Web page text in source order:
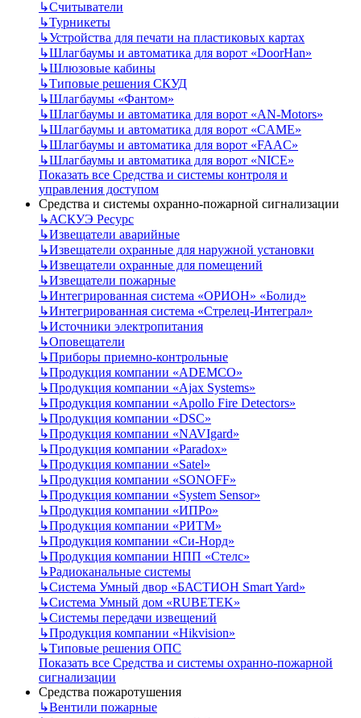
↳Считыватели
↳Турникеты
↳Устройства для печати на пластиковых картах
↳Шлагбаумы и автоматика для ворот «DoorHan»
↳Шлюзовые кабины
↳Типовые решения СКУД
↳Шлагбаумы «Фантом»
↳Шлагбаумы и автоматика для ворот «AN-Motors»
↳Шлагбаумы и автоматика для ворот «CAME»
↳Шлагбаумы и автоматика для ворот «FAAC»
↳Шлагбаумы и автоматика для ворот «NICE»
Показать все Средства и системы контроля и
управления доступом
Средства и системы охранно-пожарной сигнализации
↳АСКУЭ Ресурс
↳Извещатели аварийные
↳Извещатели охранные для наружной установки
↳Извещатели охранные для помещений
↳Извещатели пожарные
↳Интегрированная система «ОРИОН» «Болид»
↳Интегрированная система «Стрелец-Интеграл»
↳Источники электропитания
↳Оповещатели
↳Приборы приемно-контрольные
↳Продукция компании «ADEMCO»
↳Продукция компании «Ajax Systems»
↳Продукция компании «Apollo Fire Detectors»
↳Продукция компании «DSC»
↳Продукция компании «NAVIgard»
↳Продукция компании «Paradox»
↳Продукция компании «Satel»
↳Продукция компании «SONOFF»
↳Продукция компании «System Sensor»
↳Продукция компании «ИПРо»
↳Продукция компании «РИТМ»
↳Продукция компании «Си-Норд»
↳Продукция компании НПП «Стелс»
↳Радиоканальные системы
↳Система Умный двор «БАСТИОН Smart Yard»
↳Система Умный дом «RUBETEK»
↳Системы передачи извещений
↳Продукция компании «Hikvision»
↳Типовые решения ОПС
Показать все Средства и системы охранно-пожарной
сигнализации
Средства пожаротушения
↳Вентили пожарные